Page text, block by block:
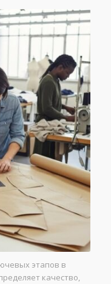
этапов в
качество,